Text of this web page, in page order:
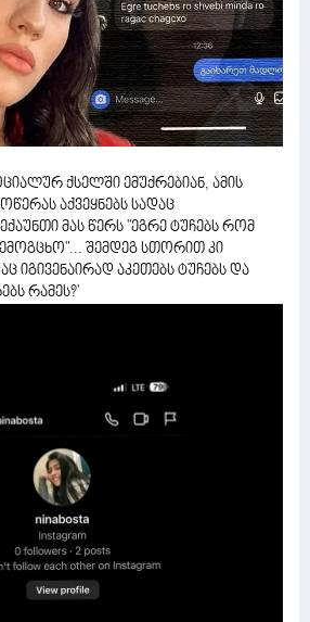
ქსელში ემუქრებიან, ამის
აქვეყნებს სადაც
მას წერს "ეგრე ტუჩებს რომ
შემდეგ სთორით კი
იგივენაირად აკეთებს ტუჩებს და
რამეს?'